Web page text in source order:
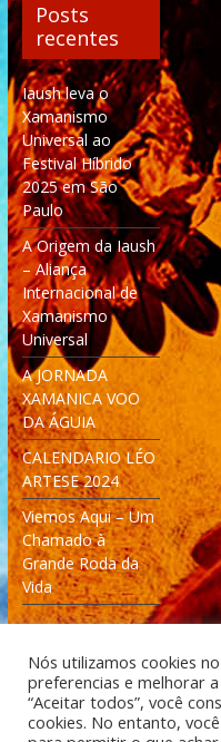
Posts
recentes
Iaush leva o
Xamanismo
Universal ao
Festival Híbrido
2025 em São
Paulo
A Origem da Iaush
– Aliança
Internacional de
Xamanismo
Universal
A JORNADA
XAMANICA VOO
DA ÁGUIA
CALENDARIO LÉO
ARTESE 2024
Viemos Aqui – Um
Chamado à
Grande Roda da
Vida
Nós utilizamos cookies
preferencias e melhorar
“Aceitar todos”, você
cookies. No entanto,